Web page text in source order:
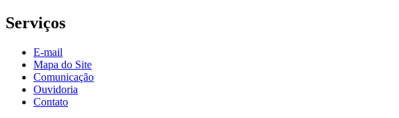
Serviços
E-mail
Mapa do Site
Comunicação
Ouvidoria
Contato